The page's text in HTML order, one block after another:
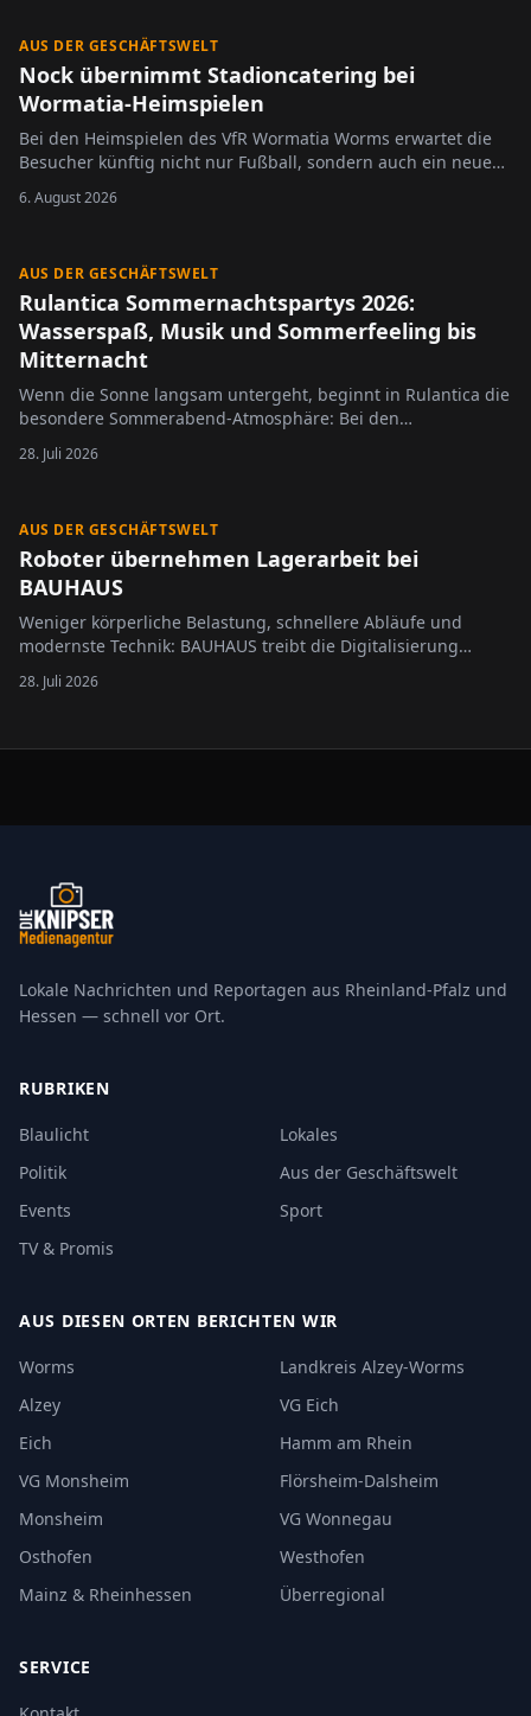
AUS DER GESCHÄFTSWELT
Nock übernimmt Stadioncatering bei
Wormatia-Heimspielen
Bei den Heimspielen des VfR Wormatia Worms erwartet die
Besucher künftig nicht nur Fußball, sondern auch ein neues
6. August 2026
AUS DER GESCHÄFTSWELT
Rulantica Sommernachtspartys 2026:
Wasserspaß, Musik und Sommerfeeling bis
Mitternacht
Wenn die Sonne langsam untergeht, beginnt in Rulantica die
besondere Sommerabend-Atmosphäre: Bei den
Sommernachtspartys 2026, präsentiert von HITRADIO OHR,
bleibt die Wasserwelt des Europa-Park an vier ausgewählten
28. Juli 2026
AUS DER GESCHÄFTSWELT
Roboter übernehmen Lagerarbeit bei
BAUHAUS
Weniger körperliche Belastung, schnellere Abläufe und
modernste Technik: BAUHAUS treibt die Digitalisierung
seiner Logistik weiter voran. Im Import- und Zentrallager in
Krefeld kommen künftig intelligente Roboter des
28. Juli 2026
Lokale Nachrichten und Reportagen aus Rheinland-Pfalz und
Hessen — schnell vor Ort.
RUBRIKEN
Blaulicht
Lokales
Politik
Aus der Geschäftswelt
Events
Sport
TV & Promis
AUS DIESEN ORTEN BERICHTEN WIR
Worms
Landkreis Alzey-Worms
Alzey
VG Eich
Eich
Hamm am Rhein
VG Monsheim
Flörsheim-Dalsheim
Monsheim
VG Wonnegau
Osthofen
Westhofen
Mainz & Rheinhessen
Überregional
SERVICE